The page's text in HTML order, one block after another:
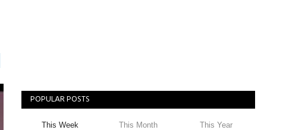
POPULAR POSTS
This Week This Month This Year